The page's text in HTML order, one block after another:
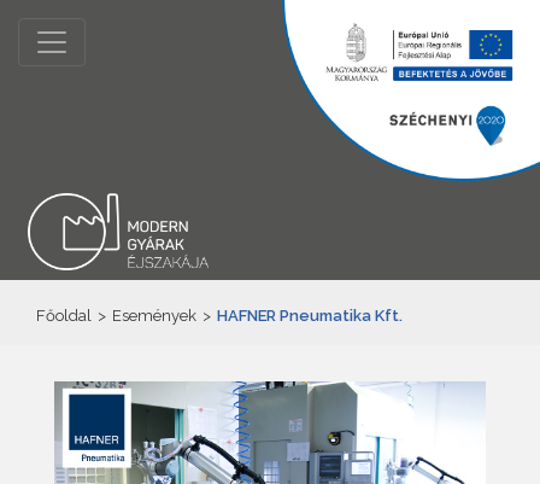
Főoldal > Események > HAFNER Pneumatika Kft.